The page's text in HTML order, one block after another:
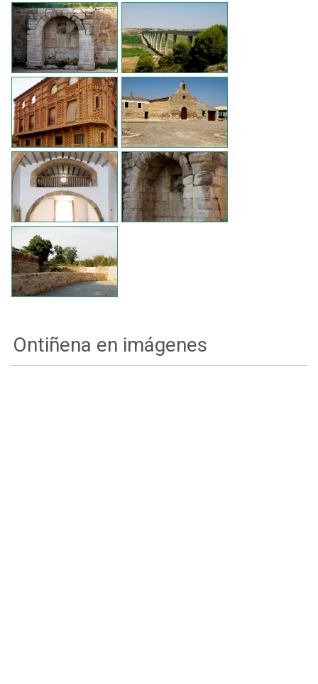
Ontiñena en imágenes